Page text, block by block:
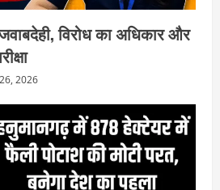
विरोध का अधिकार और
2026